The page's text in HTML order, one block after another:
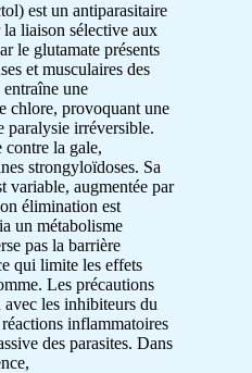
est un antiparasitaire
la liaison sélective aux
le glutamate présents
et musculaires des
une
chlore, provoquant une
paralysie irréversible.
contre la gale,
strongyloïdoses. Sa
variable, augmentée par
élimination est
un métabolisme
pas la barrière
qui limite les effets
Les précautions
les inhibiteurs du
inflammatoires
des parasites. Dans